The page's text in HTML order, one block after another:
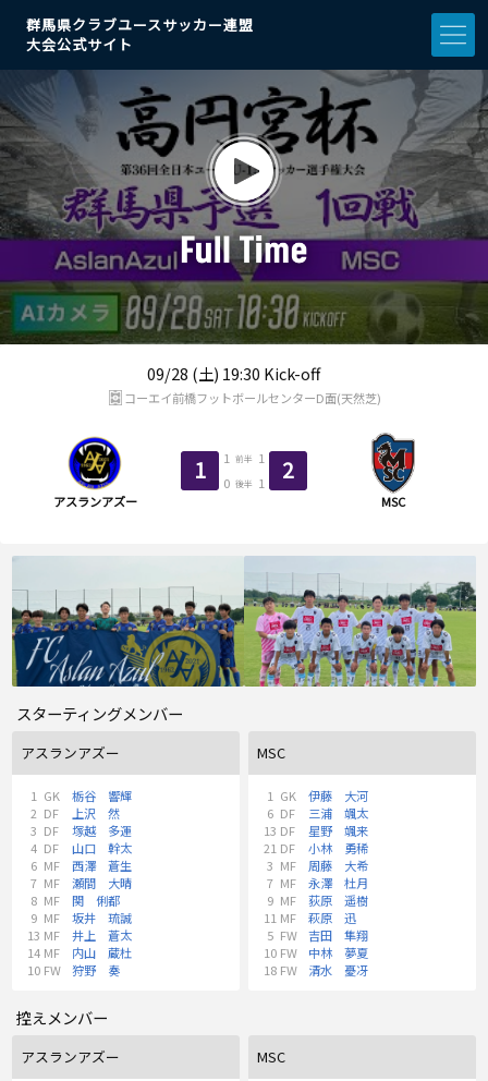
群馬県クラブユースサッカー連盟
大会公式サイト
09/28 (土) 19:30 Kick-off
アスランアズー
1 1 前半
1
0 後半 1 2
MSC
コーエイ前橋フットボールセンターD面(天然芝)
スターティングメンバー
アスランアズー
1 GK
栃谷 響輝
2 DF
上沢 然
3 DF
塚越 多運
4 DF
山口 幹太
6 MF
西澤 蒼生
7 MF
瀬間 大晴
8 MF
関 俐都
9 MF
坂井 琉誠
13 MF
井上 蒼太
14 MF
内山 蔵杜
10 FW 狩野 奏
MSC
1 GK
伊藤 大河
6 DF
三浦 颯太
13 DF
星野 颯来
21 DF
小林 勇稀
3 MF
周藤 大希
7 MF
永澤 杜月
9 MF
荻原 遥樹
11 MF
萩原 迅
5 FW
吉田 隼翔
10 FW
中林 夢夏
18 FW 清水 憂冴
控えメンバー
アスランアズー MSC